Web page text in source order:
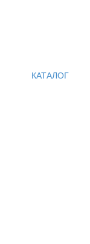
КАТАЛОГ